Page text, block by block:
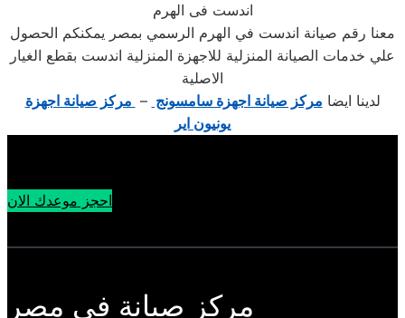
اندست فى الهرم
معنا رقم صيانة اندست في الهرم الرسمي بمصر يمكنكم الحصول
علي خدمات الصيانة المنزلية للاجهزة المنزلية اندست بقطع الغيار
الاصلية
لدينا ايضا مركز صيانة اجهزة سامسونج – مركز صيانة اجهزة
يونيون اير
احجز موعدك الان
مركز صيانة في مصر